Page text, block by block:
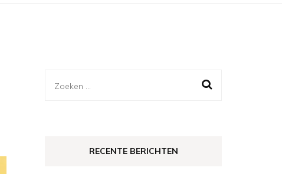
Zoeken
RECENTE BERICHTEN